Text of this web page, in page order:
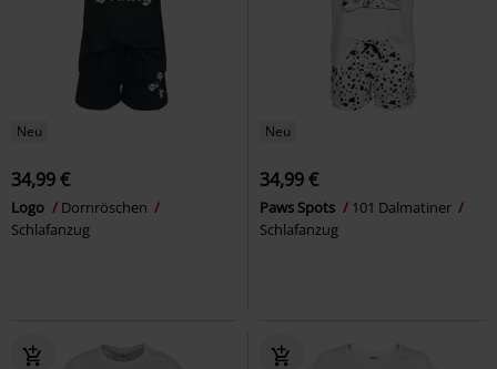
Neu
34,99 €
Logo
Dornröschen
Schlafanzug
Neu
34,99 €
Paws Spots
101 Dalmatiner
Schlafanzug